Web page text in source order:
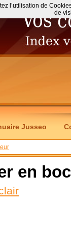
Jusseo
en
l’utilisation de
de